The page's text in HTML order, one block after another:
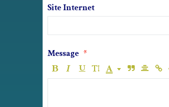
Site Internet
Message